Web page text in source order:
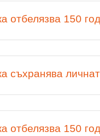
отбелязва 150
съхранява
отбелязва 150